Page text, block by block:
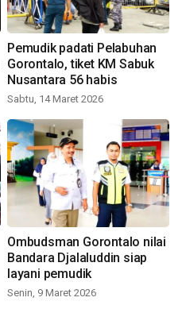
Pemudik padati Pelabuhan
Gorontalo, tiket KM Sabuk
Nusantara 56 habis
Sabtu, 14 Maret 2026
Ombudsman Gorontalo nilai
Bandara Djalaluddin siap
layani pemudik
Senin, 9 Maret 2026